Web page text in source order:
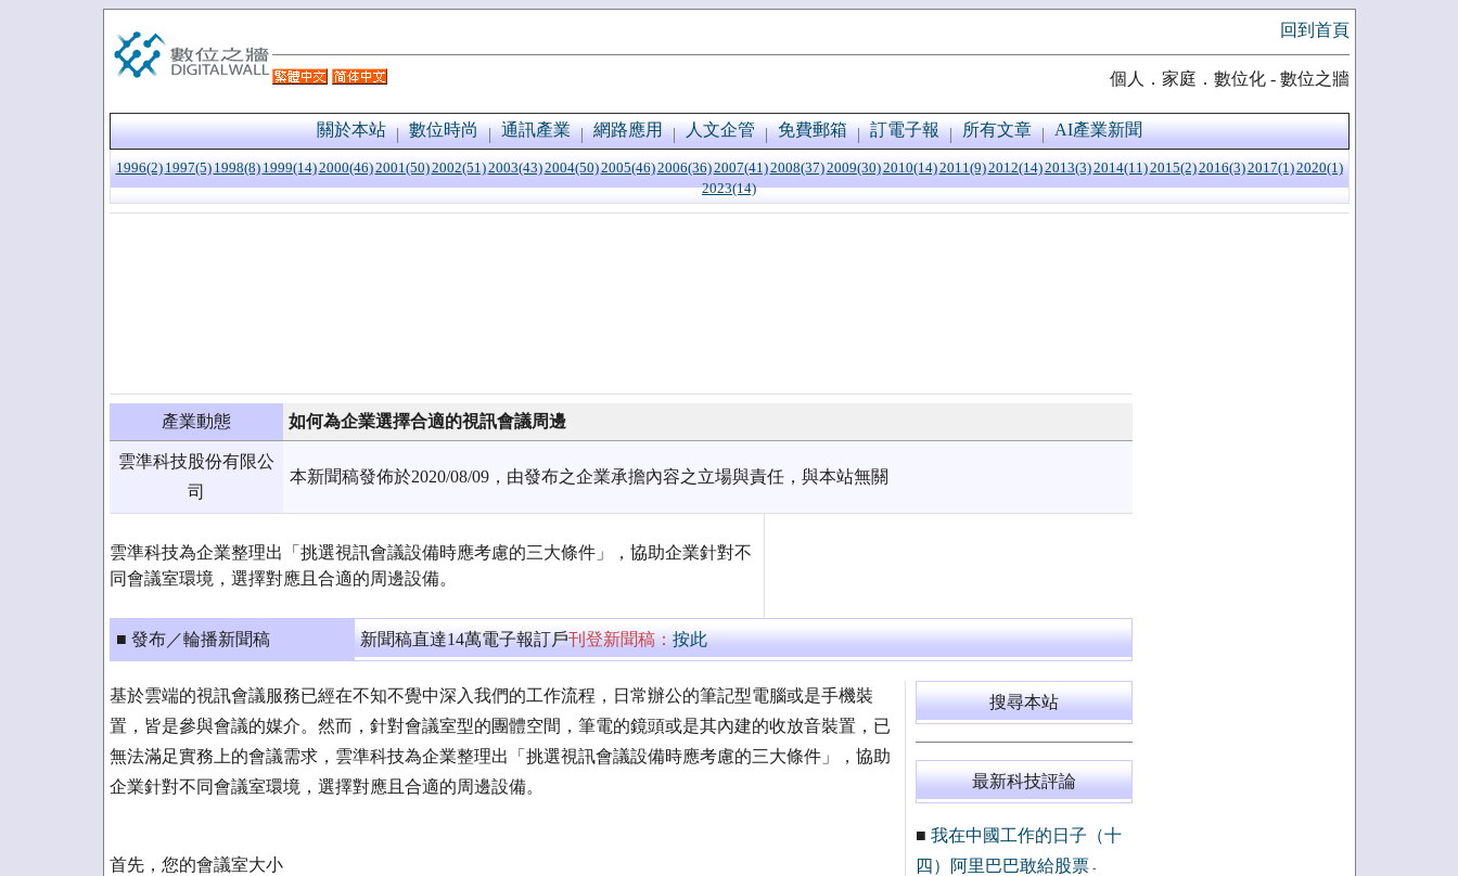
回到首頁
個人．家庭．數位化 - 數位之牆
關於本站 數位時尚 通訊產業 網路應用 人文企管 免費郵箱 訂電子報 所有文章 AI產業新聞
1996(2) 1997(5) 1998(8) 1999(14)2000(46)2001(50)2002(51)2003(43)2004(50)2005(46)2006(36)2007(41)2008(37)2009(30)2010(14)2011(9)2012(14)2013(3)2014(11)2015(2)2016(3)2017(1)2020(1)
2023(14)
產業動態 如何為企業選擇合適的視訊會議周邊
雲準科技股份有限公
司
本新聞稿發佈於2020/08/09，由發布之企業承擔內容之立場與責任，與本站無關
雲準科技為企業整理出「挑選視訊會議設備時應考慮的三大條件」，協助企業針對不
同會議室環境，選擇對應且合適的周邊設備。
■ 發布／輪播新聞稿 新聞稿直達14萬電子報訂戶刊登新聞稿：按此
基於雲端的視訊會議服務已經在不知不覺中深入我們的工作流程，日常辦公的筆記型電腦或是手機裝
置，皆是參與會議的媒介。然而，針對會議室型的團體空間，筆電的鏡頭或是其內建的收放音裝置，已
無法滿足實務上的會議需求，雲準科技為企業整理出「挑選視訊會議設備時應考慮的三大條件」，協助
企業針對不同會議室環境，選擇對應且合適的周邊設備。
首先，您的會議室大小
搜尋本站
最新科技評論
■ 我在中國工作的日子（十
四）阿里巴巴敢給股票-